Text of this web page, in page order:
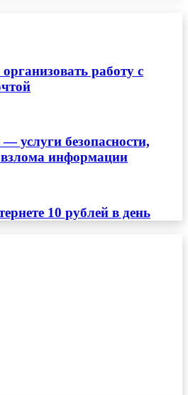
работу с
услуги безопасности,
информации
10 рублей в день